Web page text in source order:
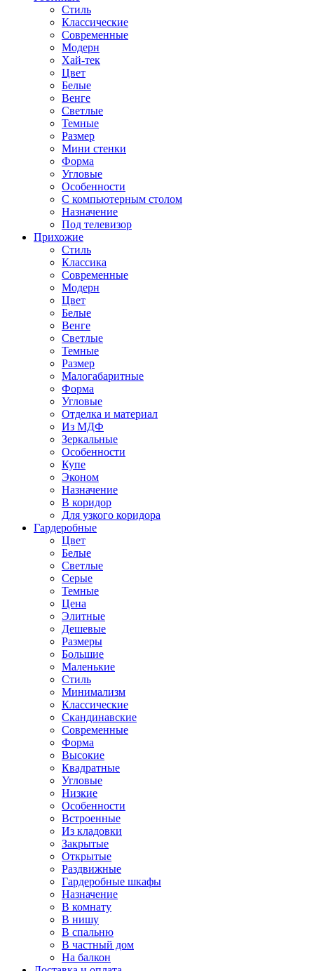
Стиль
Классические
Современные
Модерн
Хай-тек
Цвет
Белые
Венге
Светлые
Темные
Размер
Мини стенки
Форма
Угловые
Особенности
С компьютерным столом
Назначение
Под телевизор
Прихожие
Стиль
Классика
Современные
Модерн
Цвет
Белые
Венге
Светлые
Темные
Размер
Малогабаритные
Форма
Угловые
Отделка и материал
Из МДФ
Зеркальные
Особенности
Купе
Эконом
Назначение
В коридор
Для узкого коридора
Гардеробные
Цвет
Белые
Светлые
Серые
Темные
Цена
Элитные
Дешевые
Размеры
Большие
Маленькие
Стиль
Минимализм
Классические
Скандинавские
Современные
Форма
Высокие
Квадратные
Угловые
Низкие
Особенности
Встроенные
Из кладовки
Закрытые
Открытые
Раздвижные
Гардеробные шкафы
Назначение
В комнату
В нишу
В спальню
В частный дом
На балкон